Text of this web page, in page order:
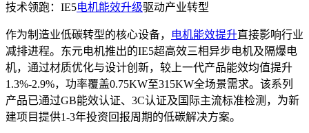
技术领跑：IE5电机能效升级驱动产业转型
作为制造业低碳转型的核心设备， 电机能效提升直接影响行业
减排进程。东元电机推出的IE5超高效三相异步电机及隔爆电
机，通过材质优化与设计创新，较上一代产品能效均值提升
1.3%-2.9%，功率覆盖0.75KW至315KW全场景需求。该系列
产品已通过GB能效认证、3C认证及国际主流标准检测，为新
建项目提供1-3年投资回报周期的低碳解决方案。